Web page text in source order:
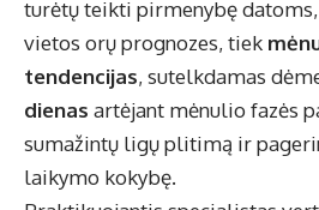
turėtų teikti pirmenybę
vietos orų prognozes, tiek
tendencijas, sutelkdamas
dienas artėjant mėnulio fazės
sumažintų ligų plitimą ir
laikymo kokybę.